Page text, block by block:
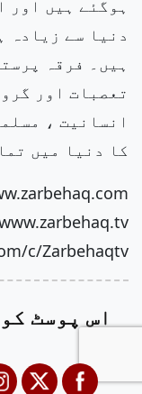
ہوگئے ہیں اور
دنیا سے زیادہ
ہیں۔ فرقہ
تعصبات اور
انسانیت ،
کا دنیا میں
c/Zarbehaqtv
اس پوسٹ